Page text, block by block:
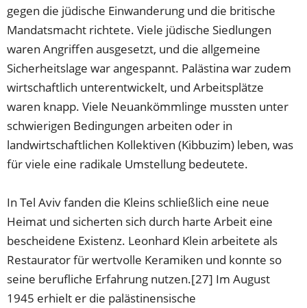
gegen die jüdische Einwanderung und die britische
Mandatsmacht richtete. Viele jüdische Siedlungen
waren Angriffen ausgesetzt, und die allgemeine
Sicherheitslage war angespannt. Palästina war zudem
wirtschaftlich unterentwickelt, und Arbeitsplätze
waren knapp. Viele Neuankömmlinge mussten unter
schwierigen Bedingungen arbeiten oder in
landwirtschaftlichen Kollektiven (Kibbuzim) leben, was
für viele eine radikale Umstellung bedeutete.
In Tel Aviv fanden die Kleins schließlich eine neue
Heimat und sicherten sich durch harte Arbeit eine
bescheidene Existenz. Leonhard Klein arbeitete als
Restaurator für wertvolle Keramiken und konnte so
seine berufliche Erfahrung nutzen.[27] Im August
1945 erhielt er die palästinensische